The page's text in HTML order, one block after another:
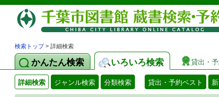
検索トップ> 詳細検索
かんたん検索 いろいろ検索 貸出・
詳細検索 ジャンル検索 分類検索 貸出・予約ベスト